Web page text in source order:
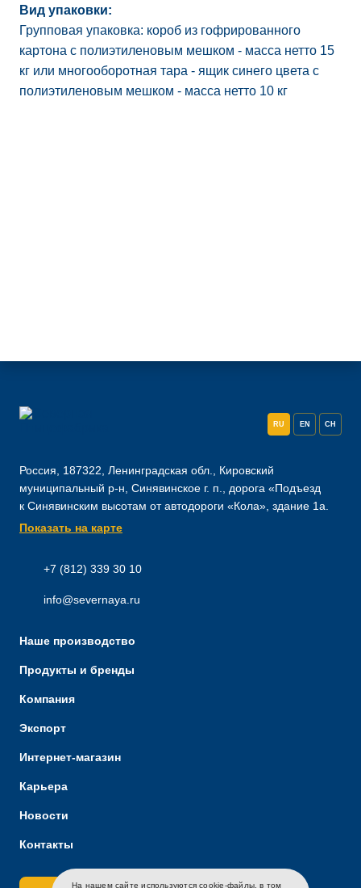
Вид упаковки:
Групповая упаковка: короб из гофрированного
картона с полиэтиленовым мешком - масса нетто 15
кг или многооборотная тара - ящик синего цвета с
полиэтиленовым мешком - масса нетто 10 кг
RU EN CH
Россия, 187322, Ленинградская обл., Кировский
муниципальный р-н, Синявинское г. п., дорога «Подъезд
к Синявинским высотам от автодороги «Кола», здание 1а.
Показать на карте
+7 (812) 339 30 10
info@severnaya.ru
Наше производство
Продукты и бренды
Компания
Экспорт
Интернет-магазин
Карьера
Новости
Контакты
На нашем сайте используются cookie-файлы, в том